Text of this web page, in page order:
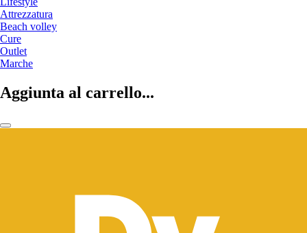
Attrezzatura
Beach volley
Cure
Outlet
Marche
Aggiunta al carrello...